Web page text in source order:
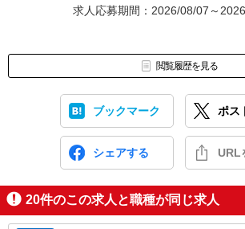
求人応募期間：2026/08/07～
閲覧履歴を見る
ブックマーク ポス
シェアする URL
20件のこの求人と職種が同じ求人